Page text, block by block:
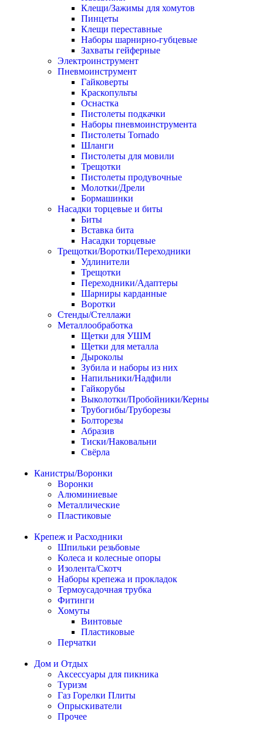
Клещи/Зажимы для хомутов
Пинцеты
Клещи переставные
Наборы шарнирно-губцевые
Захваты гейферные
Электроинструмент
Пневмоинструмент
Гайковерты
Краскопульты
Оснастка
Пистолеты подкачки
Наборы пневмоинструмента
Пистолеты Tornado
Шланги
Пистолеты для мовили
Трещотки
Пистолеты продувочные
Молотки/Дрели
Бормашинки
Насадки торцевые и биты
Биты
Вставка бита
Насадки торцевые
Трещотки/Воротки/Переходники
Удлинители
Трещотки
Переходники/Адаптеры
Шарниры карданные
Воротки
Стенды/Стеллажи
Металлообработка
Щетки для УШМ
Щетки для металла
Дыроколы
Зубила и наборы из них
Напильники/Надфили
Гайкорубы
Выколотки/Пробойники/Керны
Трубогибы/Труборезы
Болторезы
Абразив
Тиски/Наковальни
Свёрла
Канистры/Воронки
Воронки
Алюминиевые
Металлические
Пластиковые
Крепеж и Расходники
Шпильки резьбовые
Колеса и колесные опоры
Изолента/Скотч
Наборы крепежа и прокладок
Термоусадочная трубка
Фитинги
Хомуты
Винтовые
Пластиковые
Перчатки
Дом и Отдых
Аксессуары для пикника
Туризм
Газ Горелки Плиты
Опрыскиватели
Прочее